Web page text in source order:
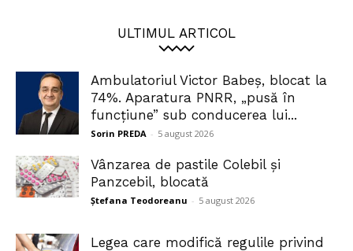
ULTIMUL ARTICOL
Ambulatoriul Victor Babeș, blocat la
74%. Aparatura PNRR, „pusă în
funcțiune” sub conducerea lui...
Sorin PREDA - 5 august 2026
Vânzarea de pastile Colebil și
Panzcebil, blocată
Ștefana Teodoreanu - 5 august 2026
Legea care modifică regulile privind